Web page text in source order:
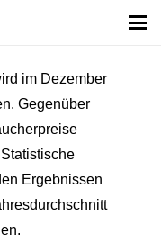
im Dezember
Gegenüber
Ergebnissen